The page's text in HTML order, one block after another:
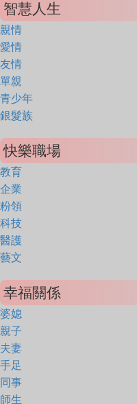
智慧人生
親情
愛情
友情
單親
青少年
銀髮族
快樂職場
教育
企業
粉領
科技
醫護
藝文
幸福關係
婆媳
親子
夫妻
手足
同事
師生